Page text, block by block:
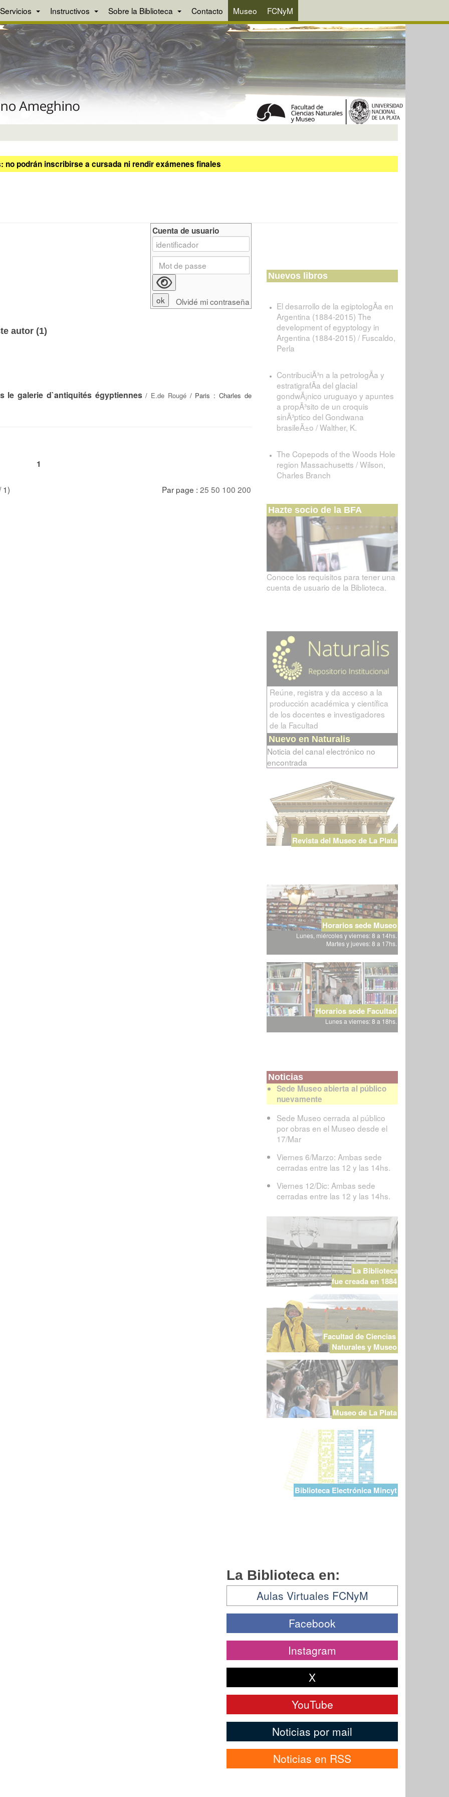
Servicios Instructivos Sobre la Biblioteca Contacto Museo FCNyM
podrán inscribirse a cursada ni rendir exámenes finales
autor (1)
le galerie d`antiquités égyptiennes/ E.de Rougé/ Paris : Charles de
1
1) Par page : 25 50 100 200
Cuenta de usuario
Olvidé mi contraseña
Nuevos libros
El desarrollo de la egiptologÃ­a en
Argentina (1884-2015) The
development of egyptology in
Argentina (1884-2015) / Fuscaldo,
Perla
ContribuciÃ³n a la petrologÃ­a y
estratigrafÃ­a del glacial
gondwÃ¡nico uruguayo y apuntes
a propÃ³sito de un croquis
sinÃ³ptico del Gondwana
brasileÃ±o / Walther, K.
The Copepods of the Woods Hole
region Massachusetts / Wilson,
Charles Branch
Hazte socio de la BFA
Conoce los requisitos para tener una
cuenta de usuario de la Biblioteca.
Reúne, registra y da acceso a la
producción académica y científica
de los docentes e investigadores
de la Facultad
Nuevo en Naturalis
Noticia del canal electrónico no
encontrada
Revista del Museo de La Plata
Horarios sede Museo
Lunes, miércoles y viernes: 8 a 14hs.
Martes y jueves: 8 a 17hs.
Horarios sede Facultad
Lunes a viernes: 8 a 18hs.
Noticias
Sede Museo abierta al público
nuevamente
Sede Museo cerrada al público
por obras en el Museo desde el
17/Mar
Viernes 6/Marzo: Ambas sede
cerradas entre las 12 y las 14hs.
Viernes 12/Dic: Ambas sede
cerradas entre las 12 y las 14hs.
La Biblioteca
fue creada en 1884
Facultad de Ciencias
Naturales y Museo
Museo de La Plata
Biblioteca Electrónica Mincyt
La Biblioteca en:
Aulas Virtuales FCNyM
Facebook
Instagram
X
YouTube
Noticias por mail
Noticias en RSS